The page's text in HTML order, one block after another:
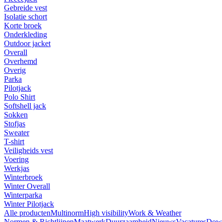
Gebreide vest
Isolatie schort
Korte broek
Onderkleding
Outdoor jacket
Overall
Overhemd
Overig
Parka
Pilotjack
Polo Shirt
Softshell jack
Sokken
Stofjas
Sweater
T-shirt
Veiligheids vest
Voering
Werkjas
Winterbroek
Winter Overall
Winterparka
Winter Pilotjack
Alle productenMultinormHigh visibilityWork & Weather